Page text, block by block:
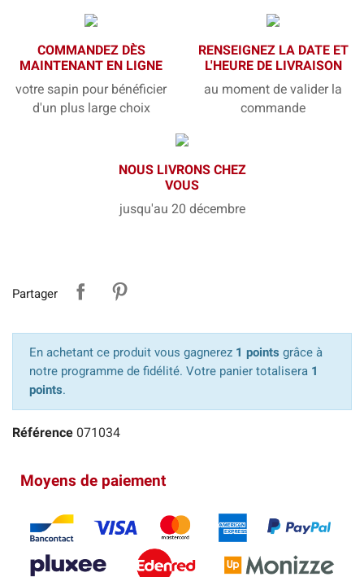
COMMANDEZ DÈS
MAINTENANT EN LIGNE
votre sapin pour bénéficier
d'un plus large choix
RENSEIGNEZ LA DATE ET
L'HEURE DE LIVRAISON
au moment de valider la
commande
NOUS LIVRONS CHEZ
VOUS
jusqu'au 20 décembre
Partager
En achetant ce produit vous gagnerez 1 points grâce à
notre programme de fidélité. Votre panier totalisera 1
points.
Référence 071034
Moyens de paiement